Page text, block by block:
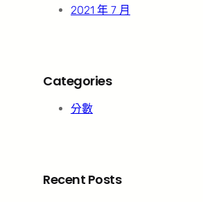
2021 年 7 月
Categories
分數
Recent Posts